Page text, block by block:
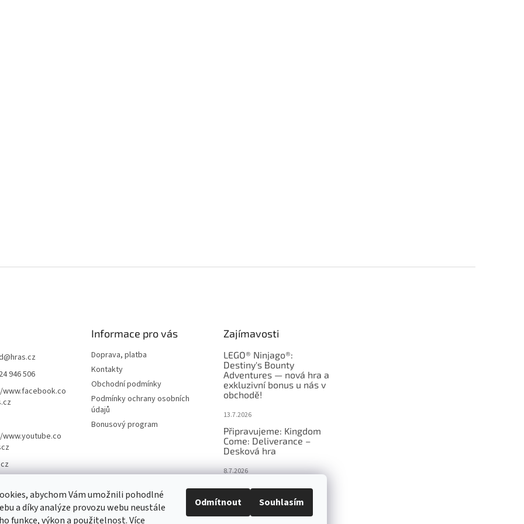
abychom Vám umožnili pohodlné
a díky analýze provozu webu neustále
funkce, výkon a použitelnost. Více
Odmítnout Souhlasím
@hras.cz
946 506
Informace pro vás
Doprava, platba
Kontakty
Obchodní podmínky
Podmínky ochrany osobních
údajů
Bonusový program
Zajímavosti
LEGO® Ninjago®:
Destiny's Bounty
Adventures — nová hra a
exkluzivní bonus u nás v
obchodě!
13.7.2026
Připravujeme: Kingdom
Come: Deliverance –
Desková hra
8.7.2026
Nejlepší deskové hry:
výběr, který frčí v celém
Česku